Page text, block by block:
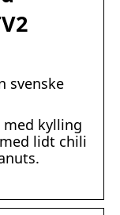
svenske
med kylling
lidt chili